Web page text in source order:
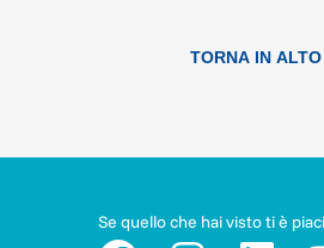
TORNA IN ALTO
Se quello che hai visto ti è